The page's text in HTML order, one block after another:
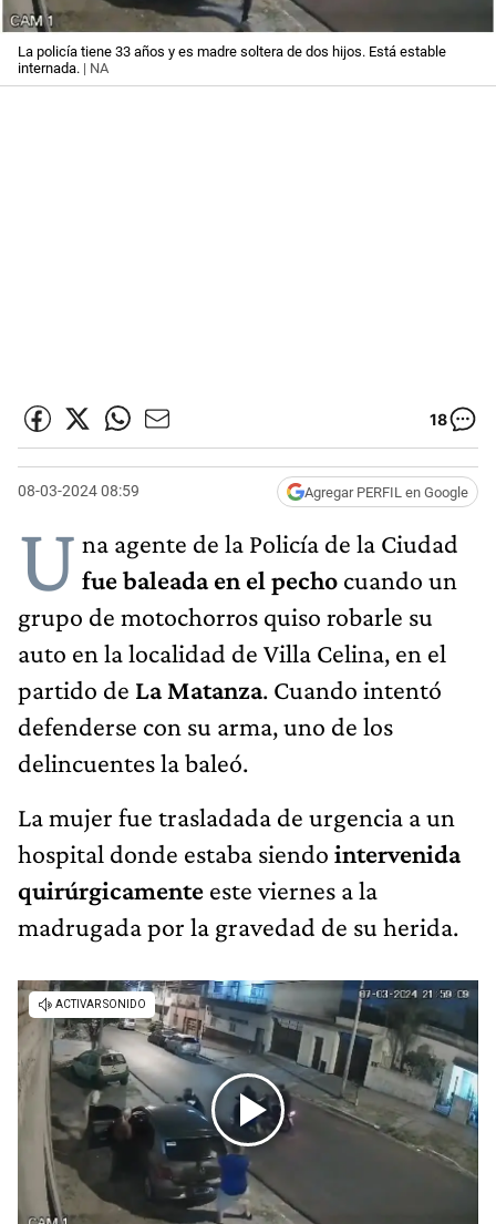
La policía tiene 33 años y es madre soltera de dos hijos. Está estable
internada. | NA
18
08-03-2024 08:59 Agregar PERFIL en Google
U na agente de la Policía de la Ciudad
fue baleada en el pecho cuando un
grupo de motochorros quiso robarle su
auto en la localidad de Villa Celina, en el
partido de La Matanza. Cuando intentó
defenderse con su arma, uno de los
delincuentes la baleó.
La mujer fue trasladada de urgencia a un
hospital donde estaba siendo intervenida
quirúrgicamente este viernes a la
madrugada por la gravedad de su herida.